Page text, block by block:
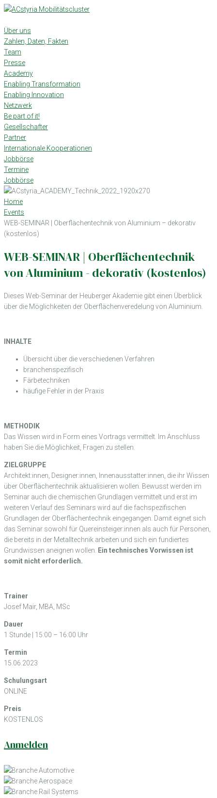
Skip
content
Über uns
Zahlen, Daten, Fakten
Team
Presse
Academy
Enabling Transformation
Enabling Innovation
Netzwerk
Be part of it!
Gesellschafter
Partner
Internationale Kooperationen
Jobbörse
Termine
Jobbörse
Home
Events
WEB-SEMINAR | Oberflächentechnik von Aluminium – dekorativ
(kostenlos)
WEB-SEMINAR | Oberflächentechnik
von Aluminium - dekorativ (kostenlos)
Dieses Web-Seminar der Heuberger Akademie gibt einen Überblick
über die Möglichkeiten der Oberflächenveredelung von Aluminium.
INHALTE
Übersicht über die verschiedenen Verfahren
branchenspezifisch
Färbetechniken
häufige Fehler in der Praxis
METHODIK
Das Wissen wird in Form eines Vortrags vermittelt. Im Anschluss
haben Sie die Möglichkeit, Fragen zu stellen.
ZIELGRUPPE
Architekt:innen, Designer:innen, Innenausstatter:innen, die ihr Wissen
über Oberflächentechnik aktualisieren wollen. Bewusst werden im
Seminar auch die chemischen Grundlagen vermittelt und erst im
weiteren Verlauf des Seminars wird auf die fachspezifischen
Grundlagen der Oberflächentechnik eingegangen. Damit eignet sich
das Seminar sowohl für Quereinsteiger:innen als auch für Personen,
die bereits in der Metalltechnik arbeiten und sich ein fundiertes
Grundwissen aneignen wollen.
Ein technisches Vorwissen ist
somit nicht erforderlich.
Trainer
Josef Mair, MBA, MSc
Dauer
1 Stunde | 15:00 – 16:00 Uhr
Termin
15.06.2023
Schulungsart
ONLINE
Preis
KOSTENLOS
Anmelden